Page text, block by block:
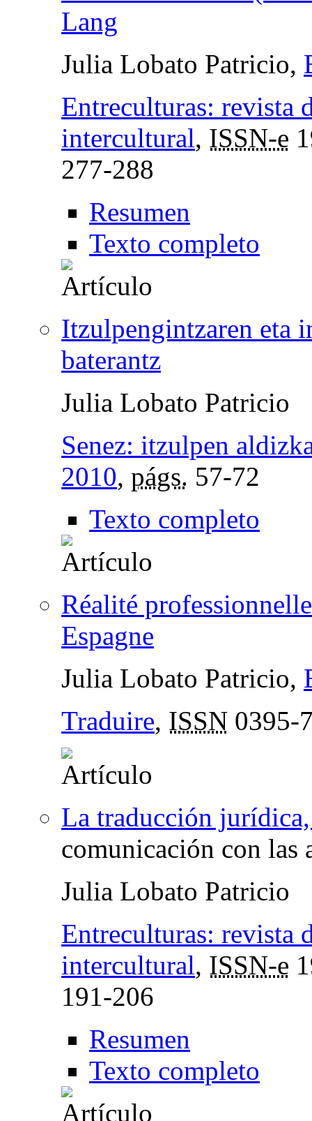
Lang
Julia Lobato Patricio,
Entreculturas: revista
intercultural, ISSN-e
277-288
Resumen
Texto completo
Itzulpengintzaren eta
baterantz
Julia Lobato Patricio
Senez: itzulpen
2010, págs. 57-72
Texto completo
Réalité
Espagne
Julia Lobato Patricio,
Traduire, ISSN 0395-
La traducción
comunicación con las
Julia Lobato Patricio
Entreculturas: revista
intercultural, ISSN-e
191-206
Resumen
Texto completo